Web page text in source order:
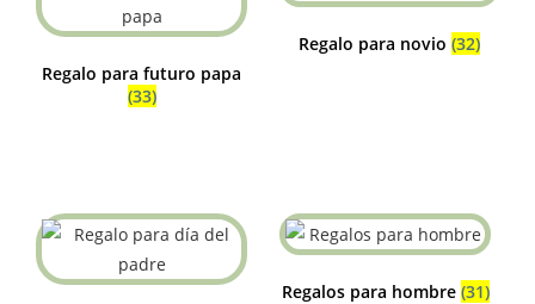
Regalo para futuro papa
(33)
Regalo para novio (32)
Regalos para hombre (31)